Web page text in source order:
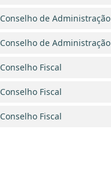
Conselho de Administração
Conselho de Administração
Conselho Fiscal
Conselho Fiscal
Conselho Fiscal